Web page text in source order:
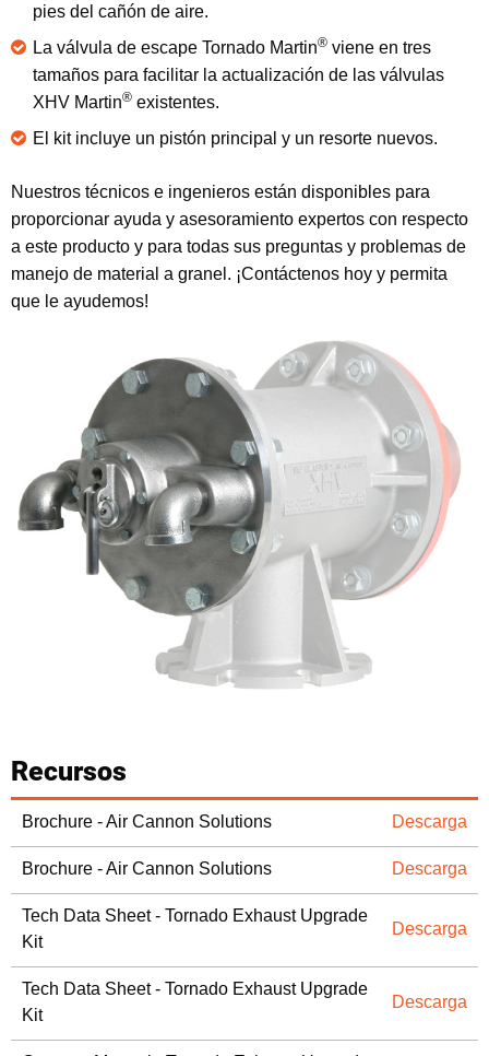
pies del cañón de aire.
La válvula de escape Tornado Martin® viene en tres
tamaños para facilitar la actualización de las válvulas
XHV Martin® existentes.
El kit incluye un pistón principal y un resorte nuevos.
Nuestros técnicos e ingenieros están disponibles para
proporcionar ayuda y asesoramiento expertos con respecto
a este producto y para todas sus preguntas y problemas de
manejo de material a granel. ¡Contáctenos hoy y permita
que le ayudemos!
Recursos
Brochure - Air Cannon Solutions Descarga
Brochure - Air Cannon Solutions Descarga
Tech Data Sheet - Tornado Exhaust Upgrade
Kit
Descarga
Tech Data Sheet - Tornado Exhaust Upgrade
Kit
Descarga